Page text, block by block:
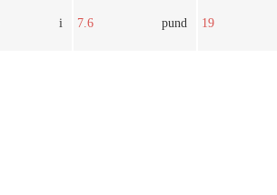
i 7.6 pund 19